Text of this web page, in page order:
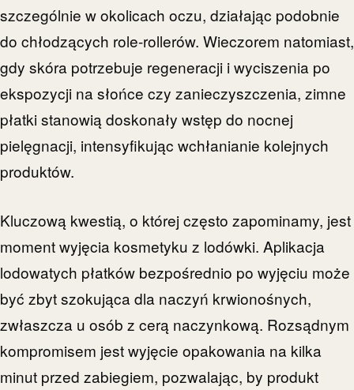
szczególnie w okolicach oczu, działając podobnie
do chłodzących role-rollerów. Wieczorem natomiast,
gdy skóra potrzebuje regeneracji i wyciszenia po
ekspozycji na słońce czy zanieczyszczenia, zimne
płatki stanowią doskonały wstęp do nocnej
pielęgnacji, intensyfikując wchłanianie kolejnych
produktów.
Kluczową kwestią, o której często zapominamy, jest
moment wyjęcia kosmetyku z lodówki. Aplikacja
lodowatych płatków bezpośrednio po wyjęciu może
być zbyt szokująca dla naczyń krwionośnych,
zwłaszcza u osób z cerą naczynkową. Rozsądnym
kompromisem jest wyjęcie opakowania na kilka
minut przed zabiegiem, pozwalając, by produkt